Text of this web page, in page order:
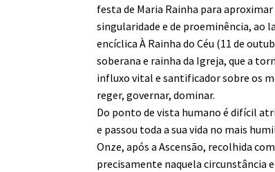
festa de Maria Rainha para
singularidade e de proeminência, ao
encíclica À Rainha do Céu (11 de
soberana e rainha da Igreja, que a
influxo vital e santificador sobre os
reger, governar, dominar.
Do ponto de vista humano é difícil
e passou toda a sua vida no mais
Onze, após a Ascensão, recolhida
precisamente naquela circunstância